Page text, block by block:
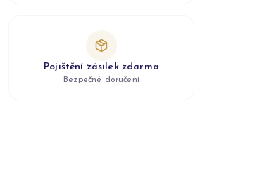
Pojištění zásilek zdarma
Bezpečné doručení